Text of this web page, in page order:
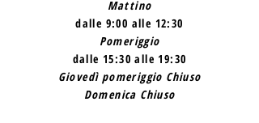
Mattino
dalle 9:00 alle 12:30
Pomeriggio
dalle 15:30 alle 19:30
Giovedì pomeriggio Chiuso
Domenica Chiuso